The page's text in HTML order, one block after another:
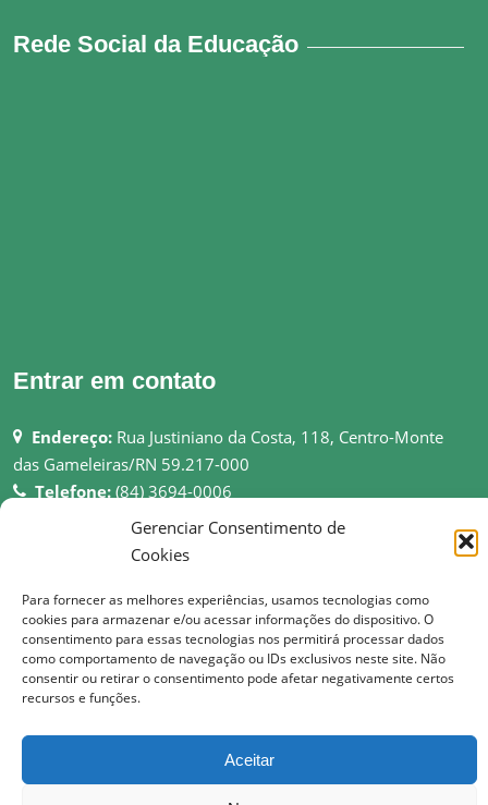
Gerenciar Consentimento de
Cookies
Para fornecer as melhores experiências, usamos tecnologias como
cookies para armazenar e/ou acessar informações do dispositivo. O
consentimento para essas tecnologias nos permitirá processar dados
como comportamento de navegação ou IDs exclusivos neste site. Não
consentir ou retirar o consentimento pode afetar negativamente certos
recursos e funções.
Aceitar
Rede Social da Educação
Entrar em contato
Endereço: Rua Justiniano da Costa, 118, Centro-Monte
das Gameleiras/RN 59.217-000
Telefone: (84) 3694-0006
pmmgameleiras@hotmail.com
http://montedasgameleiras.rn.gov.br
Atendimento ao Público: 08h as 13h
© Copyright 2017 Prefeitura Municipal de Monte das Gameleiras | Todos os
direitos reservados